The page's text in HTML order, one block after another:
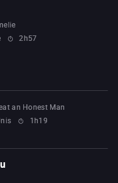
2h57
an Honest Man
1h19